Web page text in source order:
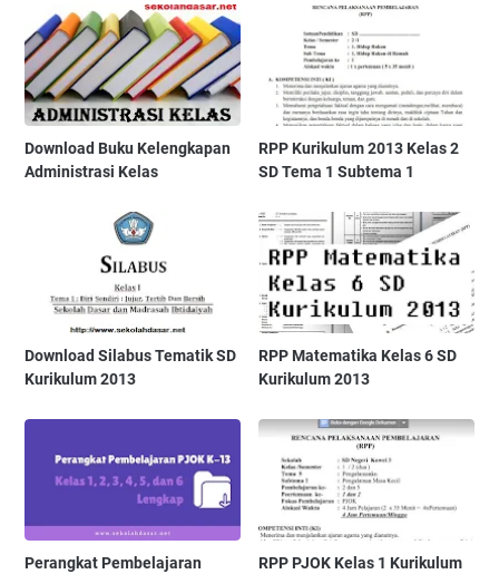
Download Buku Kelengkapan
Administrasi Kelas
RPP Kurikulum 2013 Kelas 2
SD Tema 1 Subtema 1
Download Silabus Tematik SD
Kurikulum 2013
RPP Matematika Kelas 6 SD
Kurikulum 2013
Perangkat Pembelajaran
RPP PJOK Kelas 1 Kurikulum